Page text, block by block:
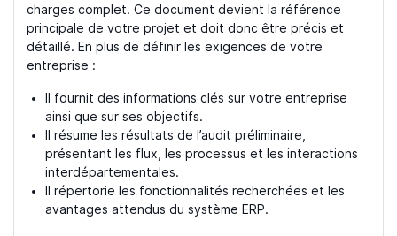
charges complet. Ce document devient la référence
principale de votre projet et doit donc être précis et
détaillé. En plus de définir les exigences de votre
entreprise :
Il fournit des informations clés sur votre entreprise
ainsi que sur ses objectifs.
Il résume les résultats de l’audit préliminaire,
présentant les flux, les processus et les interactions
interdépartementales.
Il répertorie les fonctionnalités recherchées et les
avantages attendus du système ERP.